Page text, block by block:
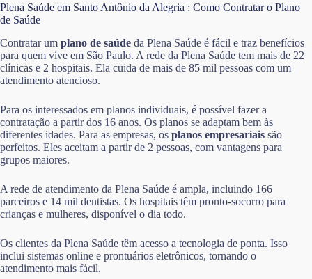
Plena Saúde em Santo Antônio da Alegria : Como Contratar o Plano
de Saúde
Contratar um plano de saúde da Plena Saúde é fácil e traz benefícios
para quem vive em São Paulo. A rede da Plena Saúde tem mais de 22
clínicas e 2 hospitais. Ela cuida de mais de 85 mil pessoas com um
atendimento atencioso.
Para os interessados em planos individuais, é possível fazer a
contratação a partir dos 16 anos. Os planos se adaptam bem às
diferentes idades. Para as empresas, os planos empresariais são
perfeitos. Eles aceitam a partir de 2 pessoas, com vantagens para
grupos maiores.
A rede de atendimento da Plena Saúde é ampla, incluindo 166
parceiros e 14 mil dentistas. Os hospitais têm pronto-socorro para
crianças e mulheres, disponível o dia todo.
Os clientes da Plena Saúde têm acesso a tecnologia de ponta. Isso
inclui sistemas online e prontuários eletrônicos, tornando o
atendimento mais fácil.